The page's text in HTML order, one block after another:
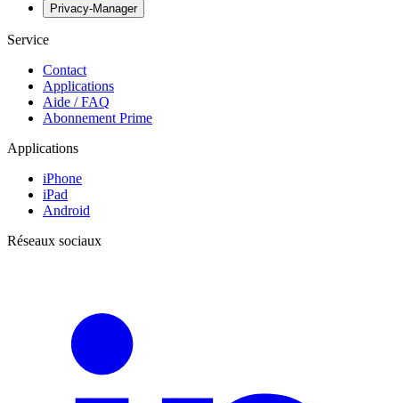
Privacy-Manager
Service
Contact
Applications
Aide / FAQ
Abonnement Prime
Applications
iPhone
iPad
Android
Réseaux sociaux